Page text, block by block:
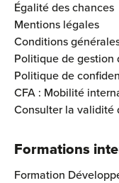
Égalité des chances
Mentions légales
Conditions
Politique de gestion
Politique de
CFA : Mobilité
Consulter la validité
Formations
Formation